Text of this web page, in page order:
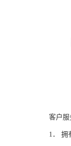
客户服
1． 拥